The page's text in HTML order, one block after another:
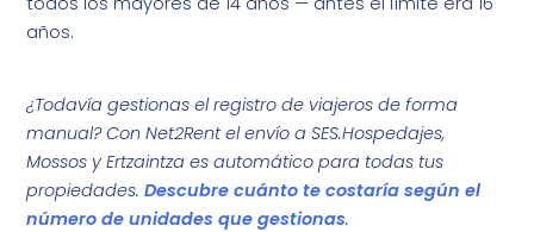
años.
¿Todavía gestionas el registro de viajeros de forma
manual? Con Net2Rent el envío a SES.Hospedajes,
Mossos y Ertzaintza es automático para todas tus
propiedades.Descubre cuánto te costaría según el
número de unidades que gestionas.